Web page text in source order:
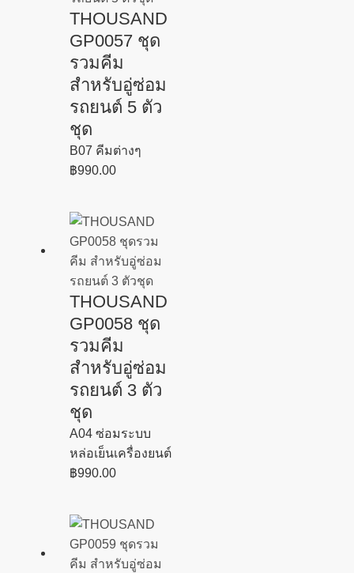
THOUSAND
GP0057 ชุด
รวมคีม
สำหรับอู่ซ่อม
รถยนต์ 5 ตัว
ชุด
B07 คีมต่างๆ
฿990.00
THOUSAND
GP0058 ชุด
รวมคีม
สำหรับอู่ซ่อม
รถยนต์ 3 ตัว
ชุด
A04 ซ่อมระบบ
หล่อเย็นเครื่องยนต์
฿990.00